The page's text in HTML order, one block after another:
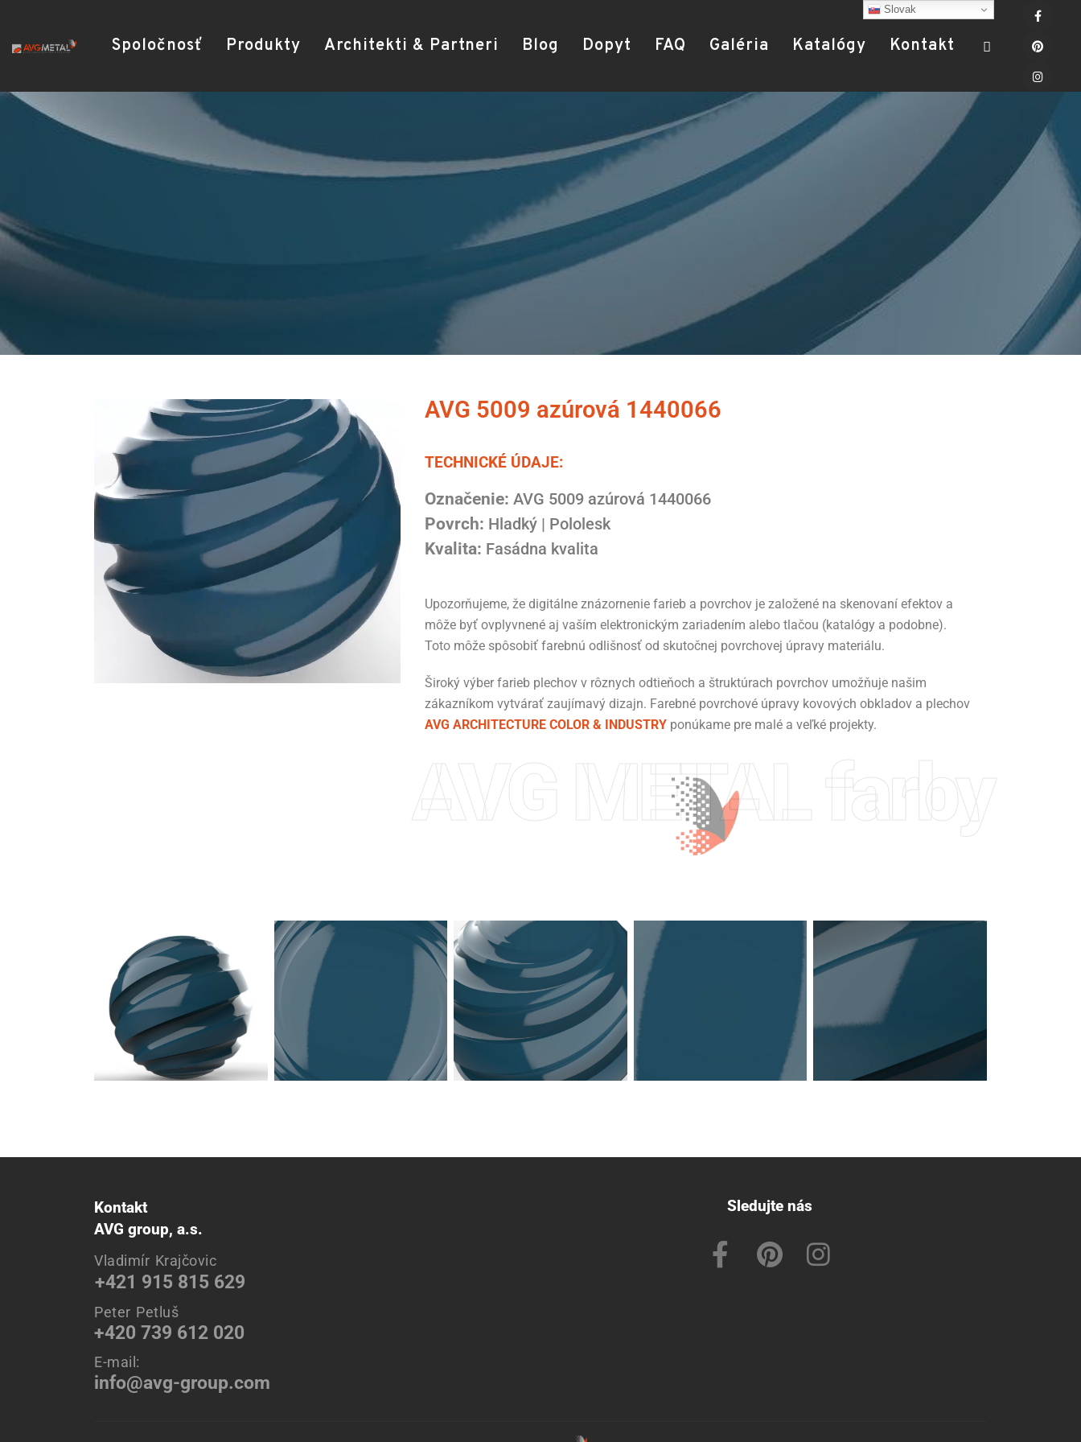
Spoločnosť Produkty Architekti & Partneri Blog Dopyt FAQ Galéria Katalógy Kontakt
AVG 5009 azúrová 1440066
TECHNICKÉ ÚDAJE:
Označenie: AVG 5009 azúrová 1440066
Povrch: Hladký | Pololesk
Kvalita: Fasádna kvalita
Upozorňujeme, že digitálne znázornenie farieb a povrchov je založené na skenovaní efektov a
môže byť ovplyvnené aj vaším elektronickým zariadením alebo tlačou (katalógy a podobne).
Toto môže spôsobiť farebnú odlišnosť od skutočnej povrchovej úpravy materiálu.
Široký výber farieb plechov v rôznych odtieňoch a štruktúrach povrchov umožňuje našim
zákazníkom vytvárať zaujímavý dizajn. Farebné povrchové úpravy kovových obkladov a plechov
AVG ARCHITECTURE COLOR & INDUSTRYponúkame pre malé a veľké projekty.
AVG METAL farby
Kontakt
AVG group, a.s.
Vladimír Krajčovic
+421 915 815 629
Peter Petluš
+420 739 612 020
E-mail:
info@avg-group.com
Sledujte nás
Slovak